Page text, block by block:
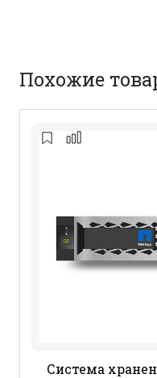
Похожие
Система